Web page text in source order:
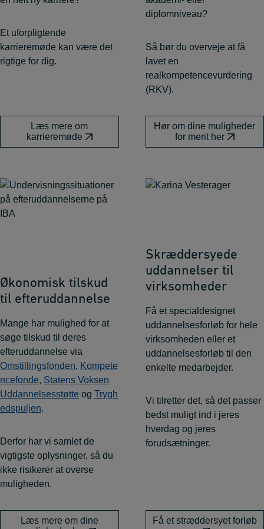
Et uforpligtende
karrieremøde kan være det
rigtige for dig.
Læs mere om
karrieremøde
diplomniveau?
Så bør du overveje at få
lavet en
realkompetencevurdering
(RKV).
Hør om dine muligheder
for merit her
Økonomisk tilskud
til efteruddannelse
Mange har mulighed for at
søge tilskud til deres
efteruddannelse via
Omstillingsfonden, Kompete
ncefonde, Statens Voksen
Uddannelsesstøtte og Trygh
edspuljen.
Derfor har vi samlet de
vigtigste oplysninger, så du
ikke risikerer at overse
muligheden.
Læs mere om dine
Skræddersyede
uddannelser til
virksomheder
Få et specialdesignet
uddannelsesforløb for hele
virksomheden eller et
uddannelsesforløb til den
enkelte medarbejder.
Vi tilretter det, så det passer
bedst muligt ind i jeres
hverdag og jeres
forudsætninger.
Få et stræddersyet forløb